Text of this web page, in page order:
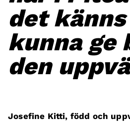
det
kunna ge
den
Josefine Kitti, född och